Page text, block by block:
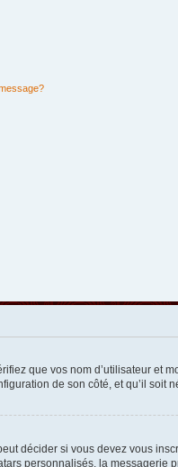
que vos nom d’utilisateur et
de son côté, et qu’il soit
décider si vous devez vous
personnalisés, la messagerie